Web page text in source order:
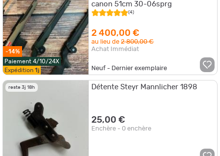
-14%
Paiement 4/10/24X
Expédition 1j
canon 51cm 30-06sprg
(4)
2 400,00 €
au lieu de2 800,00 €
Achat Immédiat
Neuf - Dernier exemplaire
reste 3j 18h Détente Steyr Mannlicher 1898
25,00 €
Enchère - 0 enchère